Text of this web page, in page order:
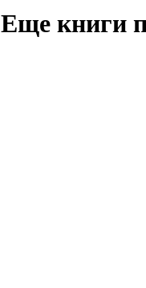
Еще книги